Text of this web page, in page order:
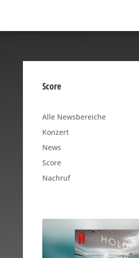
Score
Alle Newsbereiche
Konzert
News
Score
Nachruf